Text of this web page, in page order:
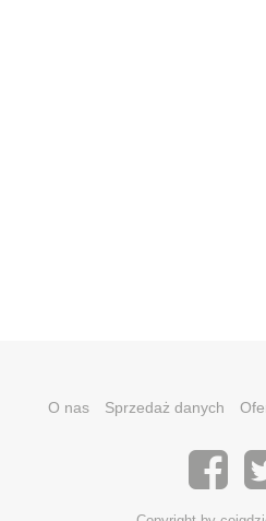
O nas Sprzedaż danych